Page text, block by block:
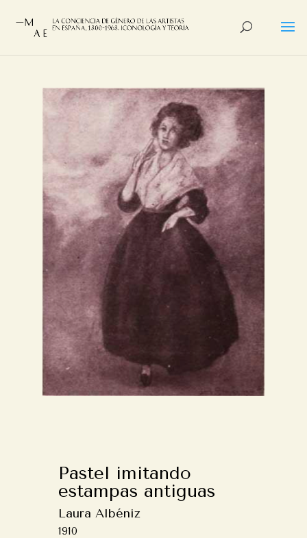
Pastel imitando
estampas antiguas
Laura Albéniz
1910